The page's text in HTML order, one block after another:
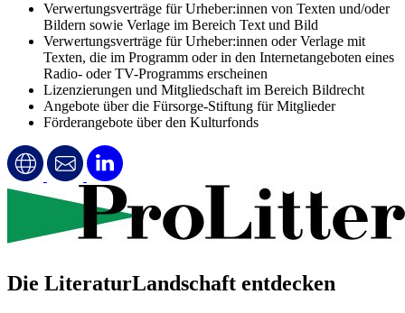
Verwertungsverträge für Urheber:innen von Texten und/oder
Bildern sowie Verlage im Bereich Text und Bild
Verwertungsverträge für Urheber:innen oder Verlage mit
Texten, die im Programm oder in den Internetangeboten eines
Radio- oder TV-Programms erscheinen
Lizenzierungen und Mitgliedschaft im Bereich Bildrecht
Angebote über die Fürsorge-Stiftung für Mitglieder
Förderangebote über den Kulturfonds
Die LiteraturLandschaft entdecken